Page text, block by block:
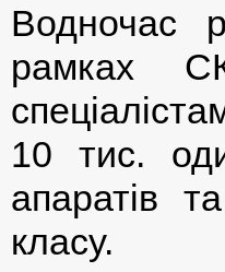
Водночас
рамках
10 тис.
апаратів
класу.